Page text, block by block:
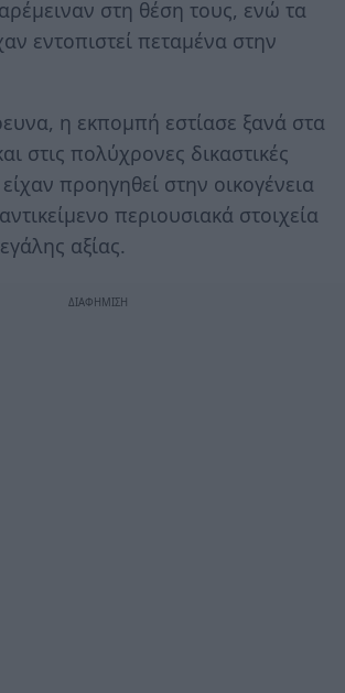
στη θέση τους, ενώ τα
εντοπιστεί πεταμένα στην
η εκπομπή εστίασε ξανά στα
στις πολύχρονες δικαστικές
προηγηθεί στην οικογένεια
περιουσιακά στοιχεία
αξίας.